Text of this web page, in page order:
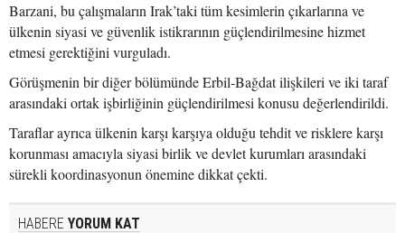
Barzani, bu çalışmaların Irak’taki tüm kesimlerin çıkarlarına ve
ülkenin siyasi ve güvenlik istikrarının güçlendirilmesine hizmet
etmesi gerektiğini vurguladı.
Görüşmenin bir diğer bölümünde Erbil-Bağdat ilişkileri ve iki taraf
arasındaki ortak işbirliğinin güçlendirilmesi konusu değerlendirildi.
Taraflar ayrıca ülkenin karşı karşıya olduğu tehdit ve risklere karşı
korunması amacıyla siyasi birlik ve devlet kurumları arasındaki
sürekli koordinasyonun önemine dikkat çekti.
HABERE YORUM KAT